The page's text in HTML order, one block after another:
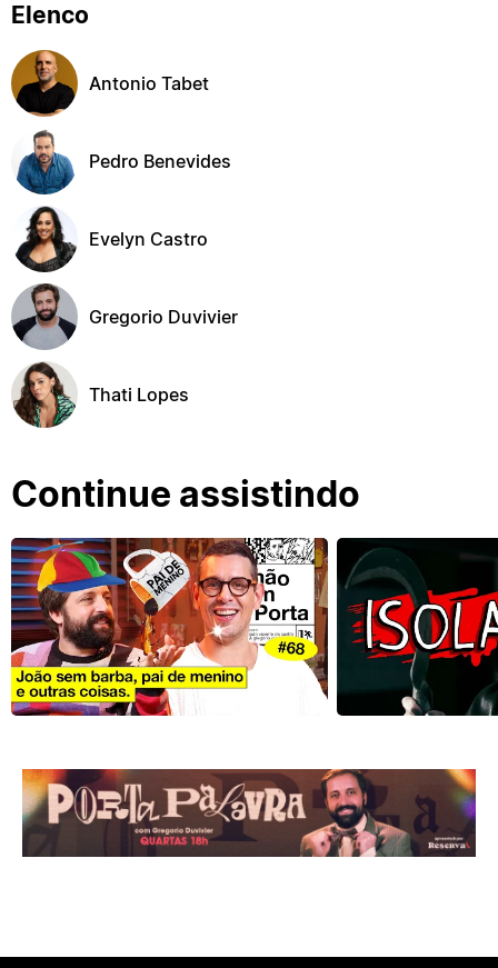
Elenco
Antonio Tabet
Pedro Benevides
Evelyn Castro
Gregorio Duvivier
Thati Lopes
Continue assistindo